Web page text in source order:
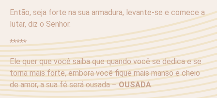
Então, seja forte na sua armadura, levante-se e comece a
lutar, diz o Senhor.
*****
Ele quer que você saiba que quando você se dedica e se
torna mais forte, embora você fique mais manso e cheio
de amor, a sua fé será ousada –OUSADA.